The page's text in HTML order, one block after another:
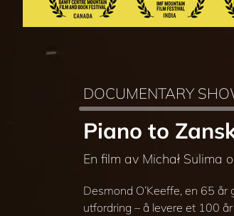
DOCUMENTARY
Piano to
En film av Michał Sulima
Desmond O’Keeffe, en 65
utfordring – å levere et 100